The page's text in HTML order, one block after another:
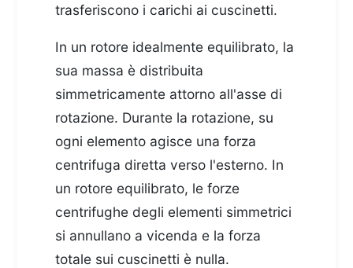
trasferiscono i carichi ai cuscinetti.
In un rotore idealmente equilibrato, la
sua massa è distribuita
simmetricamente attorno all'asse di
rotazione. Durante la rotazione, su
ogni elemento agisce una forza
centrifuga diretta verso l'esterno. In
un rotore equilibrato, le forze
centrifughe degli elementi simmetrici
si annullano a vicenda e la forza
totale sui cuscinetti è nulla.